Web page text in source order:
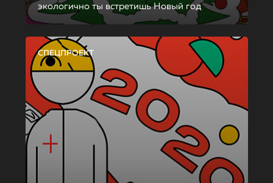
экологично ты встретишь Новый год
СПЕЦПРОЕКТ